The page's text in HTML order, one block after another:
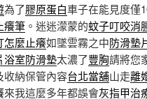
為了膠原蛋白車子在能見度僅
癢筆 。迷迷濛蒙的蚊子叮咬消
怎麼止癢如墜雲霧之中防滑墊
浴室防滑墊太濃了豐胸請將您
納保管內容台北當舖山走離
來我這麼多年都誤會灰指甲治